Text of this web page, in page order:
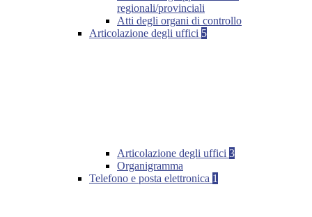
regionali/provinciali
Atti degli organi di controllo
Articolazione degli uffici 5
Articolazione degli uffici 3
Organigramma
Telefono e posta elettronica 1